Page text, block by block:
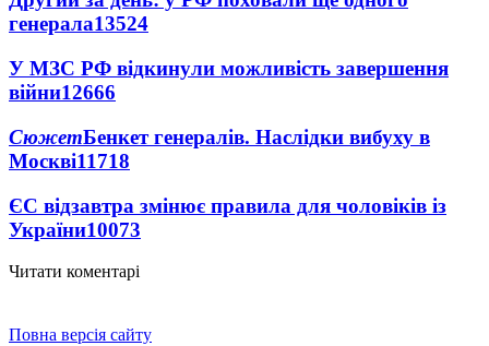
генерала13524
У МЗС РФ відкинули можливість завершення
війни12666
СюжетБенкет генералів. Наслідки вибуху в
Москві11718
ЄС відзавтра змінює правила для чоловіків із
України10073
Читати коментарі
Повна версія сайту